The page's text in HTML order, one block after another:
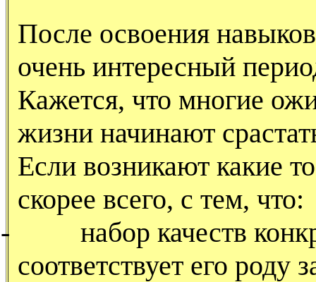
После освоения
очень интересный
Кажется, что многие
жизни начинают
Если возникают какие
скорее всего, с тем, что:
-
набор качеств
соответствует его роду